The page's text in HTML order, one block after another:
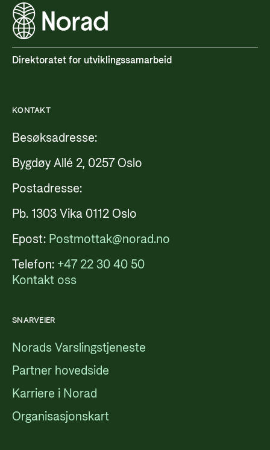
Direktoratet for utviklingssamarbeid
KONTAKT
Besøksadresse:
Bygdøy Allé 2, 0257 Oslo
Postadresse:
Pb. 1303 Vika 0112 Oslo
Epost: Postmottak@norad.no
Telefon: +47 22 30 40 50
Kontakt oss
SNARVEIER
Norads Varslingstjeneste
Partner hovedside
Karriere i Norad
Organisasjonskart